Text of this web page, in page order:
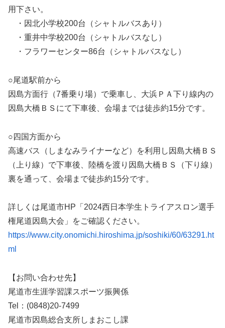
用下さい。
・因北小学校200台（シャトルバスあり）
・重井中学校200台（シャトルバスなし）
・フラワーセンター86台（シャトルバスなし）
○尾道駅前から
因島方面行（7番乗り場）で乗車し、大浜ＰＡ下り線内の
因島大橋ＢＳにて下車後、会場までは徒歩約15分です。
○四国方面から
高速バス（しまなみライナーなど）を利用し因島大橋ＢＳ
（上り線）で下車後、陸橋を渡り因島大橋ＢＳ（下り線）
裏を通って、会場まで徒歩約15分です。
詳しくは尾道市HP「2024西日本学生トライアスロン選手
権尾道因島大会」をご確認ください。
https://www.city.onomichi.hiroshima.jp/soshiki/60/63291.ht
ml
【お問い合わせ先】
尾道市生涯学習課スポーツ振興係
Tel：(0848)20-7499
尾道市因島総合支所しまおこし課